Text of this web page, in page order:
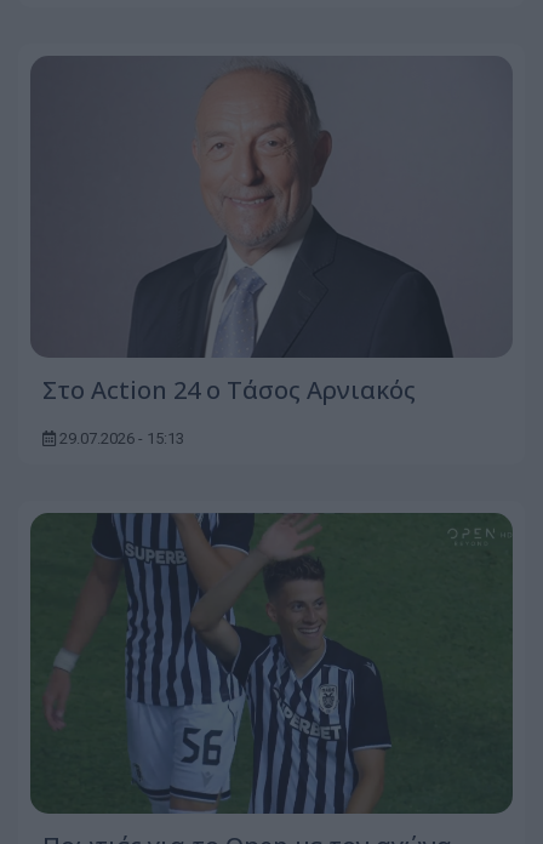
Στο Action 24 ο Τάσος Αρνιακός
29.07.2026 - 15:13